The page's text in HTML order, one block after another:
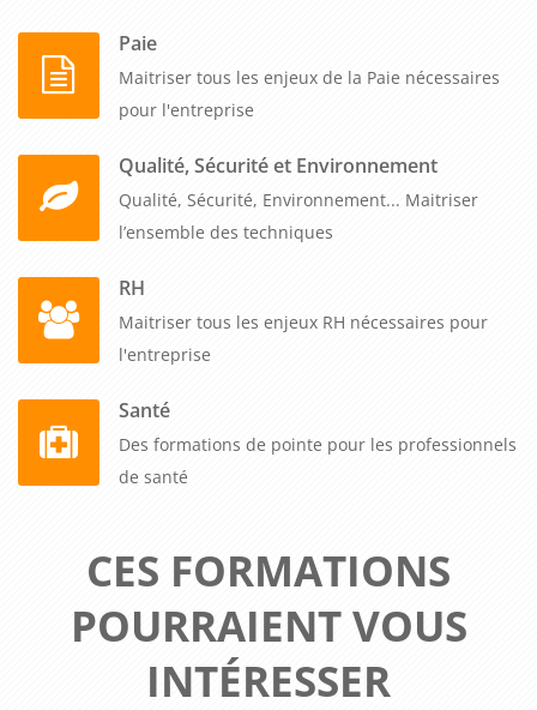
Paie
Maitriser tous les enjeux de la Paie nécessaires
pour l'entreprise
Qualité, Sécurité et Environnement
Qualité, Sécurité, Environnement... Maitriser
l’ensemble des techniques
RH
Maitriser tous les enjeux RH nécessaires pour
l'entreprise
Santé
Des formations de pointe pour les professionnels
de santé
CES FORMATIONS
POURRAIENT VOUS
INTÉRESSER